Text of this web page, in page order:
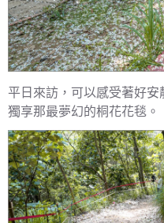
平日來訪，可以感受著好
獨享那最夢幻的桐花花毯。